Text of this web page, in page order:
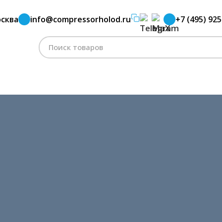
info@compressorholod.ru +7 (495)
Поиск
по: